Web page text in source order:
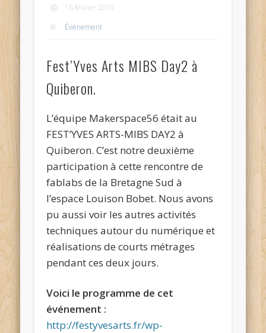
16 février 2019
Évènement
Fest’Yves Arts MIBS Day2 à
Quiberon.
L’équipe Makerspace56 était au
FEST’YVES ARTS-MIBS DAY2 à
Quiberon. C’est notre deuxième
participation à cette rencontre de
fablabs de la Bretagne Sud à
l’espace Louison Bobet. Nous avons
pu aussi voir les autres activités
techniques autour du numérique et
réalisations de courts métrages
pendant ces deux jours.
Voici le programme de cet
événement :
http://festyvesarts.fr/wp-